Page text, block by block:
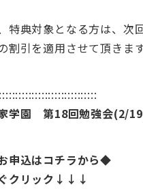
特典対象となる方は、次
割引を適用させて頂きます
学園 第18回勉強会(2/
はコチラから◆
クリック↓↓↓